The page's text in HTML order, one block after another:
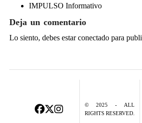
IMPULSO Informativo
Deja un comentario
Lo siento, debes estarconectadopara
© 2025 - ALL
RIGHTS RESERVED.